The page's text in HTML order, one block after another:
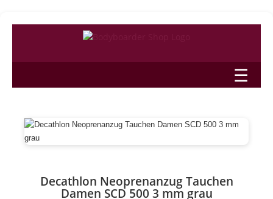
☰
Decathlon Neoprenanzug Tauchen
Damen SCD 500 3 mm grau